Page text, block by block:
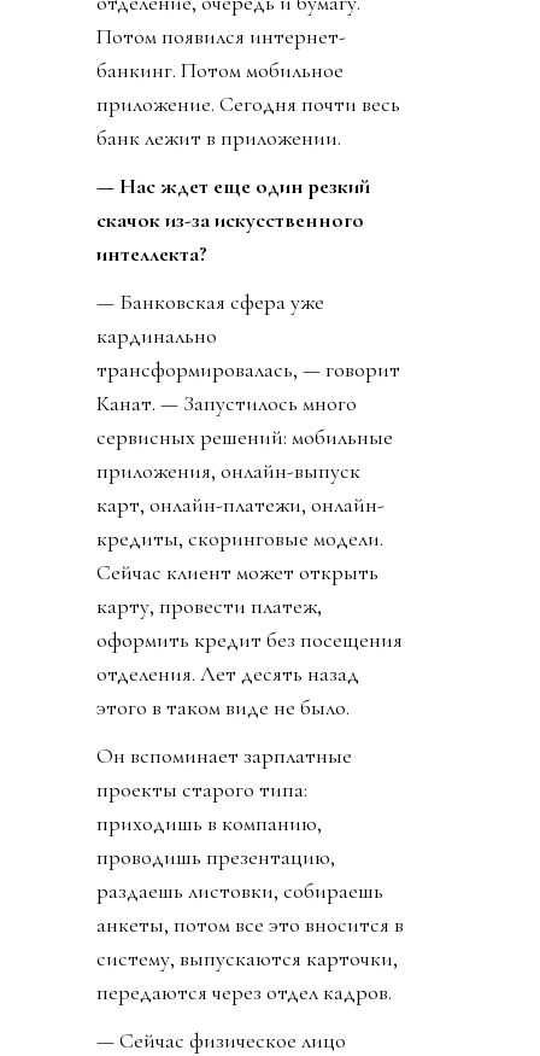
Потом появился интернет-
банкинг. Потом мобильное
приложение. Сегодня почти весь
банк лежит в приложении.
— Нас ждет еще один резкий
скачок из-за искусственного
интеллекта?
— Банковская сфера уже
кардинально
трансформировалась, — говорит
Канат. — Запустилось много
сервисных решений: мобильные
приложения, онлайн-выпуск
карт, онлайн-платежи, онлайн-
кредиты, скоринговые модели.
Сейчас клиент может открыть
карту, провести платеж,
оформить кредит без посещения
отделения. Лет десять назад
этого в таком виде не было.
Он вспоминает зарплатные
проекты старого типа:
приходишь в компанию,
проводишь презентацию,
раздаешь листовки, собираешь
анкеты, потом все это вносится в
систему, выпускаются карточки,
передаются через отдел кадров.
— Сейчас физическое лицо